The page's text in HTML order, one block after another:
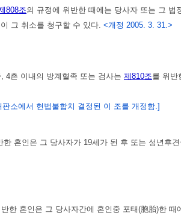
808조의 규정에 위반한 때에는 당사자 또는 그 법
그 취소를 청구할 수 있다. <개정 2005. 3. 31.>
4촌 이내의 방계혈족 또는 검사는 제810조를 위반
소에서 헌법불합치 결정된 이 조를 개정함.]
한 혼인은 그 당사자가 19세가 된 후 또는 성년후
한 혼인은 그 당사자간에 혼인중 포태(胞胎)한 때